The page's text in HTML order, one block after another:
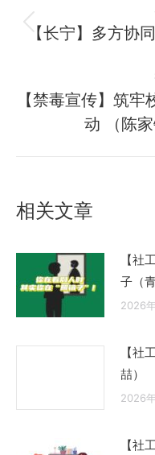
章
航
【长宁】多方协
【禁毒宣传】筑
动 （陈家
相关文章
【社
子（
2026
【社
喆）
2026
【社